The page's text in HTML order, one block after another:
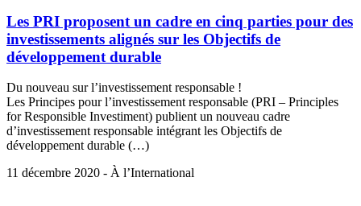
Les PRI proposent un cadre en cinq parties pour des
investissements alignés sur les Objectifs de
développement durable
Du nouveau sur l’investissement responsable !
Les Principes pour l’investissement responsable (PRI – Principles
for Responsible Investiment) publient un nouveau cadre
d’investissement responsable intégrant les Objectifs de
développement durable (…)
11 décembre 2020 - À l’International